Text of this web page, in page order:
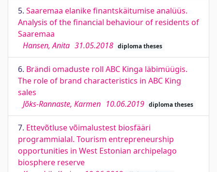
5. Saaremaa elanike finantskäitumise analüüs.
Analysis of the financial behaviour of residents of
Saaremaa
Hansen, Anita 31.05.2018 diploma theses
6. Brändi omaduste roll ABC Kinga läbimüügis.
The role of brand characteristics in ABC King
sales
Jõks-Rannaste, Karmen 10.06.2019 diploma theses
7. Ettevõtluse võimalustest biosfääri
programmialal. Tourism entrepreneurship
opportunities in West Estonian archipelago
biosphere reserve